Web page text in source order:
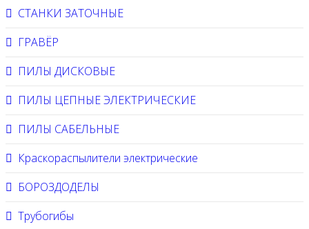
СТАНКИ ЗАТОЧНЫЕ
ГРАВЁР
ПИЛЫ ДИСКОВЫЕ
ПИЛЫ ЦЕПНЫЕ ЭЛЕКТРИЧЕСКИЕ
ПИЛЫ САБЕЛЬНЫЕ
Краскораспылители электрические
БОРОЗДОДЕЛЫ
Трубогибы